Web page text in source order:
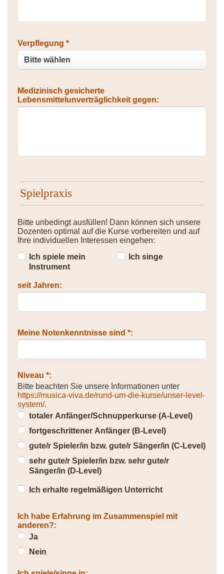
Verpflegung *
Medizinisch gesicherte
Lebensmittelunverträglichkeit gegen:
Spielpraxis
Bitte unbedingt ausfüllen! Dann können sich unsere
Dozenten optimal auf die Kurse vorbereiten und auf
Ihre individuellen Interessen eingehen:
Ich spiele mein
Instrument
Ich singe
seit Jahren:
Meine Notenkenntnisse sind *:
Niveau *:
Bitte beachten Sie unsere Informationen unter
https://musica-viva.de/rund-um-die-kurse/unser-level-
system/.
totaler Anfänger/Schnupperkurse (A-Level)
fortgeschrittener Anfänger (B-Level)
gute/r Spieler/in bzw. gute/r Sänger/in (C-Level)
sehr gute/r Spieler/in bzw. sehr gute/r
Sänger/in (D-Level)
Ich erhalte regelmäßigen Unterricht
Ich habe Erfahrung im Zusammenspiel mit
anderen?:
Ja
Nein